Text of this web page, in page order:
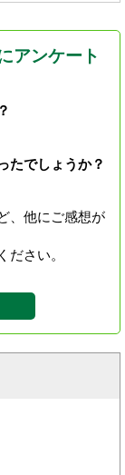
アンケート
たでしょうか？
、他にご感想が
ださい。